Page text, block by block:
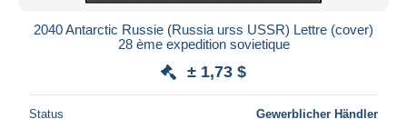
2040 Antarctic Russie (Russia urss USSR) Lettre (cover)
28 ème expedition sovietique
± 1,73 $
Status Gewerblicher Händler